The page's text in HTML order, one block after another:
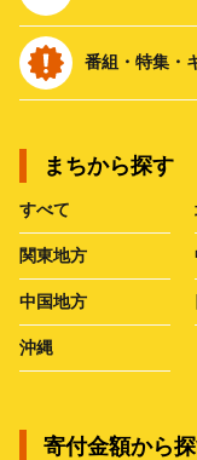
番組・特集・
まちから探す
すべて
関東地方
中国地方
沖縄
寄付金額から